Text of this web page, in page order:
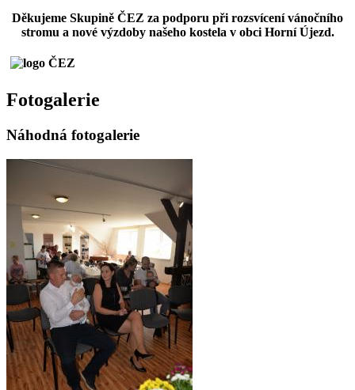
Děkujeme Skupině ČEZ za podporu při rozsvícení vánočního
stromu a nové výzdoby našeho kostela v obci Horní Újezd.
Fotogalerie
Náhodná fotogalerie